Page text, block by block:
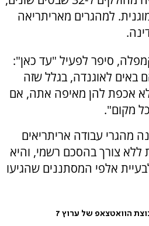
למהגרים מאריתריאה
סיפר לפעיל "עד כאן":
באים לאוגנדה, בגלל שזה
אכפת להן מאיפה אתה, אם
מקום".
מהגרי עבודה אריתריאים
ללא צורך בהסכם רשמי, והיא
אלפי המסתננים שהגיעו
הוואטצאפ של ערוץ 7